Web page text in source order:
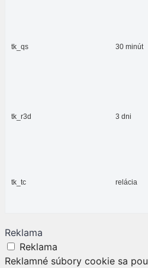
tk_qs 30 minút
tk_r3d 3 dni
tk_tc relácia
Reklama
Reklama
Reklamné súbory cookie sa